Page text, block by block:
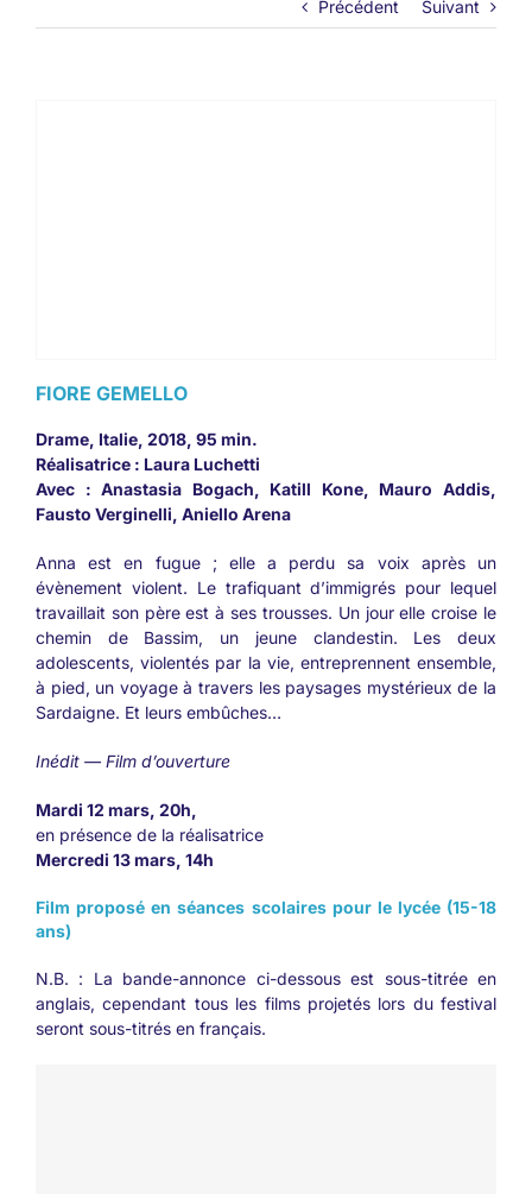
Précédent Suivant
FIORE GEMELLO
Drame, Italie, 2018, 95 min.
Réalisatrice : Laura Luchetti
Avec : Anastasia Bogach, Katill Kone, Mauro Addis,
Fausto Verginelli, Aniello Arena
Anna est en fugue ; elle a perdu sa voix après un
évènement violent. Le trafiquant d’immigrés pour lequel
travaillait son père est à ses trousses. Un jour elle croise le
chemin de Bassim, un jeune clandestin. Les deux
adolescents, violentés par la vie, entreprennent ensemble,
à pied, un voyage à travers les paysages mystérieux de la
Sardaigne. Et leurs embûches…
Inédit — Film d’ouverture
Mardi 12 mars, 20h,
en présence de la réalisatrice
Mercredi 13 mars, 14h
Film proposé en séances scolaires pour le lycée (15-18
ans)
N.B. : La bande-annonce ci-dessous est sous-titrée en
anglais, cependant tous les films projetés lors du festival
seront sous-titrés en français.